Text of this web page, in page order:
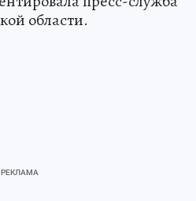
области.